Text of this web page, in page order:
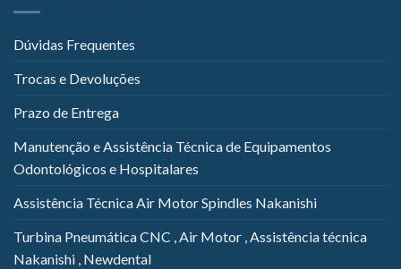
Dúvidas Frequentes
Trocas e Devoluções
Prazo de Entrega
Manutenção e Assistência Técnica de Equipamentos
Odontológicos e Hospitalares
Assistência Técnica Air Motor Spindles Nakanishi
Turbina Pneumática CNC , Air Motor , Assistência técnica
Nakanishi , Newdental